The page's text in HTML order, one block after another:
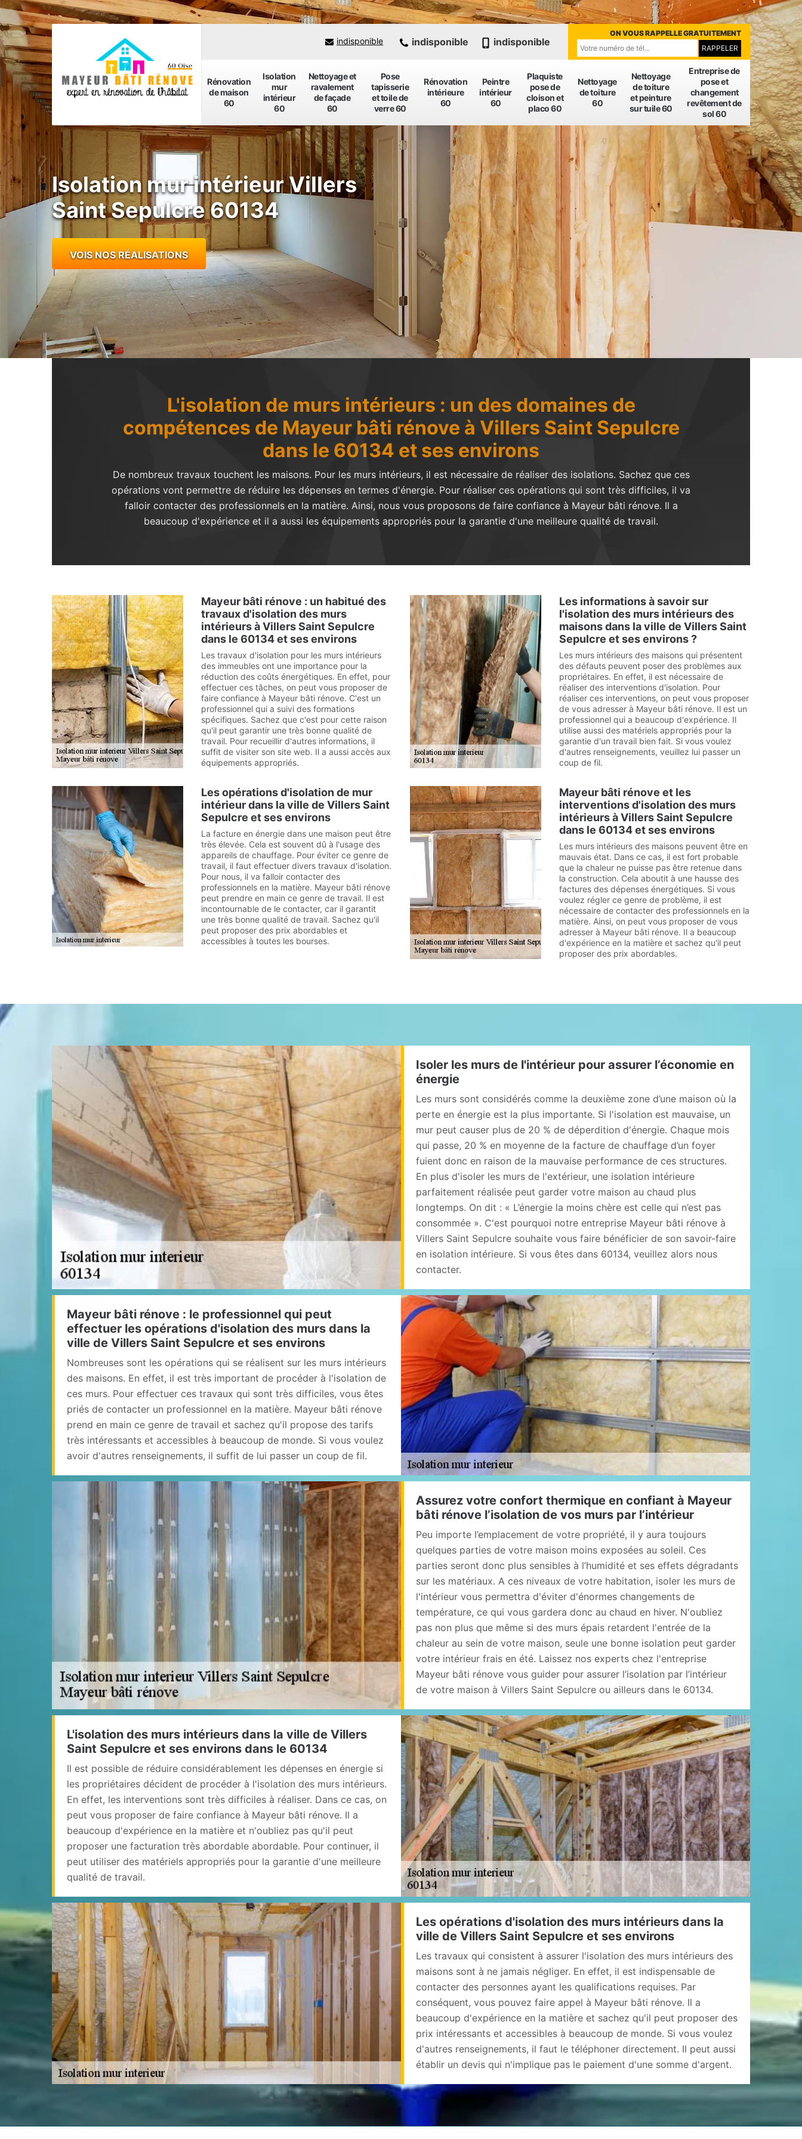
Rénovation
de maison
60
Isolation
mur
intérieur
60
Nettoyage et
ravalement
de façade
60
Pose
tapisserie
et toile de
verre 60
Rénovation
intérieure
60
Peintre
intérieur
60
Plaquiste
pose de
cloison et
placo 60
Nettoyage
de toiture
60
Nettoyage
de toiture
et peinture
sur tuile 60
Entreprise de
pose et
changement
revêtement de
sol 60
indisponible indisponible indisponible
ON VOUS RAPPELLE GRATUITEMENT
Isolation mur intérieur Villers
Saint Sepulcre 60134
VOIS NOS RÉALISATIONS
L'isolation de murs intérieurs : un des domaines de
compétences de Mayeur bâti rénove à Villers Saint Sepulcre
dans le 60134 et ses environs
De nombreux travaux touchent les maisons. Pour les murs intérieurs, il est nécessaire de réaliser des isolations. Sachez que ces
opérations vont permettre de réduire les dépenses en termes d'énergie. Pour réaliser ces opérations qui sont très difficiles, il va
falloir contacter des professionnels en la matière. Ainsi, nous vous proposons de faire confiance à Mayeur bâti rénove. Il a
beaucoup d'expérience et il a aussi les équipements appropriés pour la garantie d'une meilleure qualité de travail.
Mayeur bâti rénove : un habitué des
travaux d'isolation des murs
intérieurs à Villers Saint Sepulcre
dans le 60134 et ses environs
Les travaux d'isolation pour les murs intérieurs
des immeubles ont une importance pour la
réduction des coûts énergétiques. En effet, pour
effectuer ces tâches, on peut vous proposer de
faire confiance à Mayeur bâti rénove. C'est un
professionnel qui a suivi des formations
spécifiques. Sachez que c'est pour cette raison
qu'il peut garantir une très bonne qualité de
travail. Pour recueillir d'autres informations, il
suffit de visiter son site web. Il a aussi accès aux
équipements appropriés.
Les informations à savoir sur
l'isolation des murs intérieurs des
maisons dans la ville de Villers Saint
Sepulcre et ses environs ?
Les murs intérieurs des maisons qui présentent
des défauts peuvent poser des problèmes aux
propriétaires. En effet, il est nécessaire de
réaliser des interventions d'isolation. Pour
réaliser ces interventions, on peut vous proposer
de vous adresser à Mayeur bâti rénove. Il est un
professionnel qui a beaucoup d'expérience. Il
utilise aussi des matériels appropriés pour la
garantie d'un travail bien fait. Si vous voulez
d'autres renseignements, veuillez lui passer un
coup de fil.
Les opérations d'isolation de mur
intérieur dans la ville de Villers Saint
Sepulcre et ses environs
La facture en énergie dans une maison peut être
très élevée. Cela est souvent dû à l'usage des
appareils de chauffage. Pour éviter ce genre de
travail, il faut effectuer divers travaux d'isolation.
Pour nous, il va falloir contacter des
professionnels en la matière. Mayeur bâti rénove
peut prendre en main ce genre de travail. Il est
incontournable de le contacter, car il garantit
une très bonne qualité de travail. Sachez qu'il
peut proposer des prix abordables et
accessibles à toutes les bourses.
Mayeur bâti rénove et les
interventions d'isolation des murs
intérieurs à Villers Saint Sepulcre
dans le 60134 et ses environs
Les murs intérieurs des maisons peuvent être en
mauvais état. Dans ce cas, il est fort probable
que la chaleur ne puisse pas être retenue dans
la construction. Cela aboutit à une hausse des
factures des dépenses énergétiques. Si vous
voulez régler ce genre de problème, il est
nécessaire de contacter des professionnels en la
matière. Ainsi, on peut vous proposer de vous
adresser à Mayeur bâti rénove. Il a beaucoup
d'expérience en la matière et sachez qu'il peut
proposer des prix abordables.
Isoler les murs de l'intérieur pour assurer l’économie en
énergie
Les murs sont considérés comme la deuxième zone d’une maison où la
perte en énergie est la plus importante. Si l'isolation est mauvaise, un
mur peut causer plus de 20 % de déperdition d'énergie. Chaque mois
qui passe, 20 % en moyenne de la facture de chauffage d’un foyer
fuient donc en raison de la mauvaise performance de ces structures.
En plus d'isoler les murs de l'extérieur, une isolation intérieure
parfaitement réalisée peut garder votre maison au chaud plus
longtemps. On dit : « L’énergie la moins chère est celle qui n’est pas
consommée ». C'est pourquoi notre entreprise Mayeur bâti rénove à
Villers Saint Sepulcre souhaite vous faire bénéficier de son savoir-faire
en isolation intérieure. Si vous êtes dans 60134, veuillez alors nous
contacter.
Mayeur bâti rénove : le professionnel qui peut
effectuer les opérations d'isolation des murs dans la
ville de Villers Saint Sepulcre et ses environs
Nombreuses sont les opérations qui se réalisent sur les murs intérieurs
des maisons. En effet, il est très important de procéder à l'isolation de
ces murs. Pour effectuer ces travaux qui sont très difficiles, vous êtes
priés de contacter un professionnel en la matière. Mayeur bâti rénove
prend en main ce genre de travail et sachez qu'il propose des tarifs
très intéressants et accessibles à beaucoup de monde. Si vous voulez
avoir d'autres renseignements, il suffit de lui passer un coup de fil.
Assurez votre confort thermique en confiant à Mayeur
bâti rénove l’isolation de vos murs par l’intérieur
Peu importe l’emplacement de votre propriété, il y aura toujours
quelques parties de votre maison moins exposées au soleil. Ces
parties seront donc plus sensibles à l’humidité et ses effets dégradants
sur les matériaux. A ces niveaux de votre habitation, isoler les murs de
l'intérieur vous permettra d'éviter d'énormes changements de
température, ce qui vous gardera donc au chaud en hiver. N'oubliez
pas non plus que même si des murs épais retardent l'entrée de la
chaleur au sein de votre maison, seule une bonne isolation peut garder
votre intérieur frais en été. Laissez nos experts chez l'entreprise
Mayeur bâti rénove vous guider pour assurer l’isolation par l’intérieur
de votre maison à Villers Saint Sepulcre ou ailleurs dans le 60134.
L'isolation des murs intérieurs dans la ville de Villers
Saint Sepulcre et ses environs dans le 60134
Il est possible de réduire considérablement les dépenses en énergie si
les propriétaires décident de procéder à l'isolation des murs intérieurs.
En effet, les interventions sont très difficiles à réaliser. Dans ce cas, on
peut vous proposer de faire confiance à Mayeur bâti rénove. Il a
beaucoup d'expérience en la matière et n'oubliez pas qu'il peut
proposer une facturation très abordable abordable. Pour continuer, il
peut utiliser des matériels appropriés pour la garantie d'une meilleure
qualité de travail.
Les opérations d'isolation des murs intérieurs dans la
ville de Villers Saint Sepulcre et ses environs
Les travaux qui consistent à assurer l'isolation des murs intérieurs des
maisons sont à ne jamais négliger. En effet, il est indispensable de
contacter des personnes ayant les qualifications requises. Par
conséquent, vous pouvez faire appel à Mayeur bâti rénove. Il a
beaucoup d'expérience en la matière et sachez qu'il peut proposer des
prix intéressants et accessibles à beaucoup de monde. Si vous voulez
d'autres renseignements, il faut le téléphoner directement. Il peut aussi
établir un devis qui n'implique pas le paiement d'une somme d'argent.